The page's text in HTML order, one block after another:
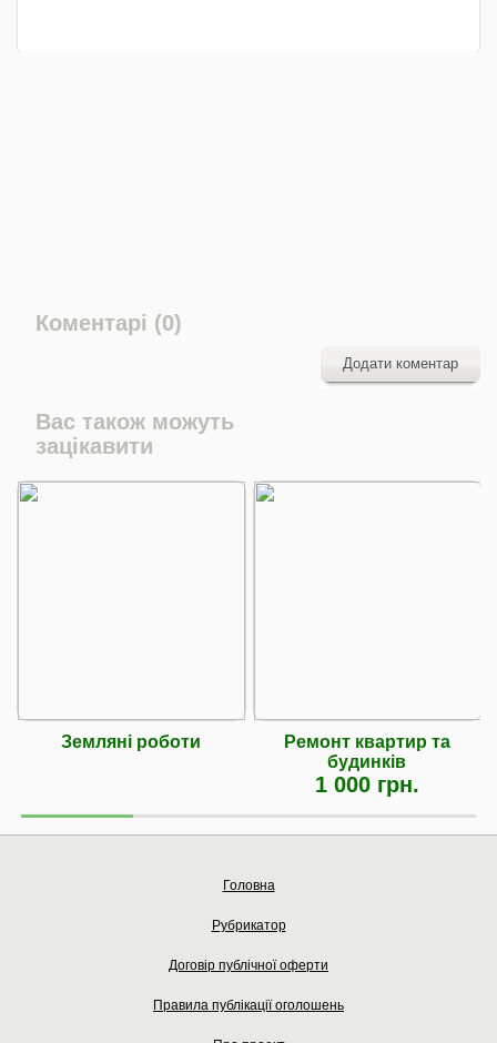
Коментарі (0)
Додати коментар
Вас також можуть
зацікавити
Земляні роботи
Ремонт квартир та
будинків
1 000 грн.
Головна
Рубрикатор
Договір публічної оферти
Правила публікації оголошень